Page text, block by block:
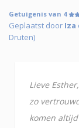
Getuigenis van 4
Geplaatst door Iza
Druten)
Lieve
zo
komen